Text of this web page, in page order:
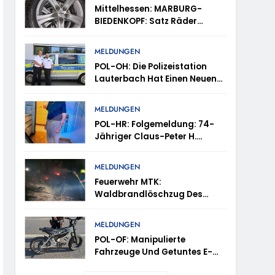
– TRuP-Spezialisten Decken Gleich Mehrere
Vermisst
Und Taunusstein-Seitzenhahn –
Erbeten Und Wer Hat Den Fahrraddieb
Mittelhessen: MARBURG-
BIEDENKOPF: Satz Räder
MELDUNGEN
POL-OH: Die Polizeistation
Lauterbach Hat Einen Neuen
Markus Höfer
MELDUNGEN
POL-HR: Folgemeldung: 74-
Jähriger Claus-Peter H.
Veröffentlichung Eines Fotos
MELDUNGEN
Feuerwehr MTK:
Waldbrandlöschzug Des
Unterstützt Bei Waldbrand Im
Rheingau-Taunus-Kreis –
Rund 45 Einsatzkräfte
Sicherten In Schwierigem
MELDUNGEN
POL-OF: Manipulierte
Fahrzeuge Und Getuntes E-